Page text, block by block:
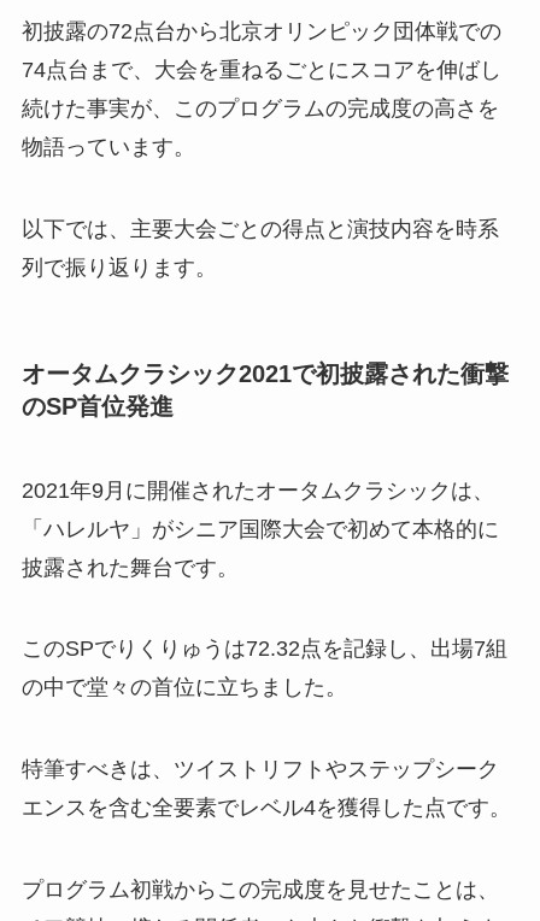
初披露の72点台から北京オリンピック団体戦での
74点台まで、大会を重ねるごとにスコアを伸ばし
続けた事実が、このプログラムの完成度の高さを
物語っています。
以下では、主要大会ごとの得点と演技内容を時系
列で振り返ります。
オータムクラシック2021で初披露された衝撃
のSP首位発進
2021年9月に開催されたオータムクラシックは、
「ハレルヤ」がシニア国際大会で初めて本格的に
披露された舞台です。
このSPでりくりゅうは72.32点を記録し、出場7組
の中で堂々の首位に立ちました。
特筆すべきは、ツイストリフトやステップシーク
エンスを含む全要素でレベル4を獲得した点です。
プログラム初戦からこの完成度を見せたことは、